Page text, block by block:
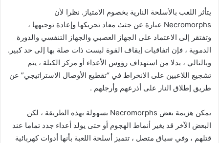
يتأثر اللعب بالأسلحة النارية بخصوم الامتياز. نظرا لأن
Necromorphs عبارة عن جثث معاد تحريكها وإعادة توجيهها ،
وتفتقر إلى الاعتماد على الجهاز العصبي والجهاز التنفسي والدورة
الدموية ، فإن اتفاقيات إيقاف القوة ليست ذات صلة بها إلى حد كبير.
وبالتالي ، بدلا من استهداف رؤوس الأعداء أو مركز الكتلة ، يتم
تشجيع اللاعبين على الانخراط في “تقطيع الأوصال الاستراتيجي” عن
طريق إطلاق النار على أذرعهم وأرجلهم .
يمكن هزيمة بعض Necromorphs بسهولة بهذه الطريقة ، لكن
البعض الآخر قد يغير أنماط الهجوم أو حتى يولد أعداء جدد تماما عند
قتلهم ، وفي سياق متصل ، تتميز أسلحة اللعبة بأنها أدوات كهربائية